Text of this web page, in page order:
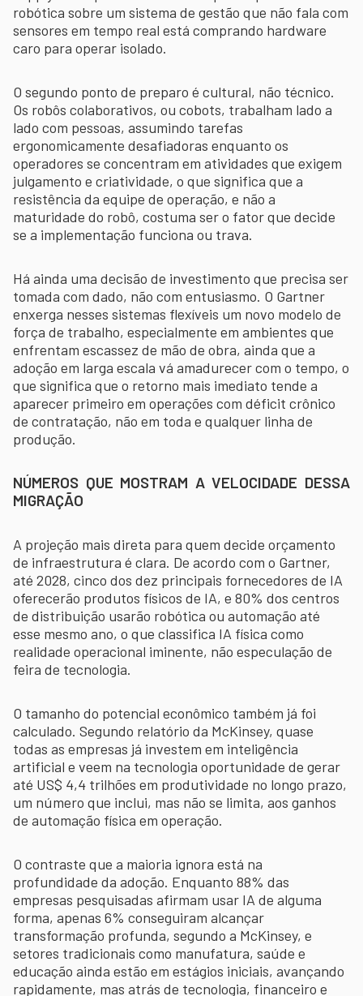
robótica sobre um sistema de gestão que não fala com
sensores em tempo real está comprando hardware
caro para operar isolado.
O segundo ponto de preparo é cultural, não técnico.
Os robôs colaborativos, ou cobots, trabalham lado a
lado com pessoas, assumindo tarefas
ergonomicamente desafiadoras enquanto os
operadores se concentram em atividades que exigem
julgamento e criatividade, o que significa que a
resistência da equipe de operação, e não a
maturidade do robô, costuma ser o fator que decide
se a implementação funciona ou trava.
Há ainda uma decisão de investimento que precisa ser
tomada com dado, não com entusiasmo. O Gartner
enxerga nesses sistemas flexíveis um novo modelo de
força de trabalho, especialmente em ambientes que
enfrentam escassez de mão de obra, ainda que a
adoção em larga escala vá amadurecer com o tempo, o
que significa que o retorno mais imediato tende a
aparecer primeiro em operações com déficit crônico
de contratação, não em toda e qualquer linha de
produção.
NÚMEROS QUE MOSTRAM A VELOCIDADE DESSA
MIGRAÇÃO
A projeção mais direta para quem decide orçamento
de infraestrutura é clara. De acordo com o Gartner,
até 2028, cinco dos dez principais fornecedores de IA
oferecerão produtos físicos de IA, e 80% dos centros
de distribuição usarão robótica ou automação até
esse mesmo ano, o que classifica IA física como
realidade operacional iminente, não especulação de
feira de tecnologia.
O tamanho do potencial econômico também já foi
calculado. Segundo relatório da McKinsey, quase
todas as empresas já investem em inteligência
artificial e veem na tecnologia oportunidade de gerar
até US$ 4,4 trilhões em produtividade no longo prazo,
um número que inclui, mas não se limita, aos ganhos
de automação física em operação.
O contraste que a maioria ignora está na
profundidade da adoção. Enquanto 88% das
empresas pesquisadas afirmam usar IA de alguma
forma, apenas 6% conseguiram alcançar
transformação profunda, segundo a McKinsey, e
setores tradicionais como manufatura, saúde e
educação ainda estão em estágios iniciais, avançando
rapidamente, mas atrás de tecnologia, financeiro e